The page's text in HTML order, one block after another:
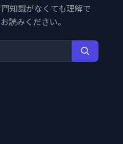
知識がなくても理解で
読みください。